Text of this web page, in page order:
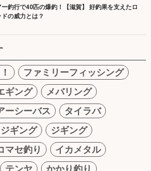
ー釣行で40匹の爆釣！【滋賀】 好釣果を支えたロ
の威力とは？
ファミリーフィッシング
ギング
メバリング
ーシーバス
タイラバ
ギング
ジギング
マセ釣り
イカメタル
テンヤ
かかり釣り